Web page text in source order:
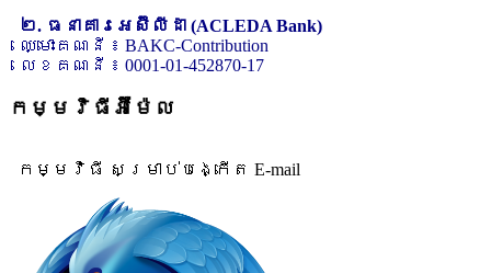
២. ធនាគារអេស៊ីលីដា (ACLEDA Bank)
ឈ្មោះគណនី ៖ BAKC-Contribution
លេខគណនី ៖ 0001-01-452870-17
កម្មវិធីអ៊ីម៉ែល
កម្មវិធី សម្រាប់បង្កើត E-mail